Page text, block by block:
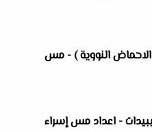
الاحماض النووية ) - مس
- اعداد مس إسراء